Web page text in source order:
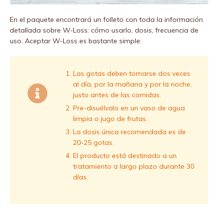
En el paquete encontrará un folleto con toda la información
detallada sobre W-Loss: cómo usarlo, dosis, frecuencia de
uso. Aceptar W-Loss es bastante simple:
Las gotas deben tomarse dos veces
al día, por la mañana y por la noche,
justo antes de las comidas.
Pre-disuélvalo en un vaso de agua
limpia o jugo de frutas.
La dosis única recomendada es de
20-25 gotas.
El producto está destinado a un
tratamiento a largo plazo durante 30
días.